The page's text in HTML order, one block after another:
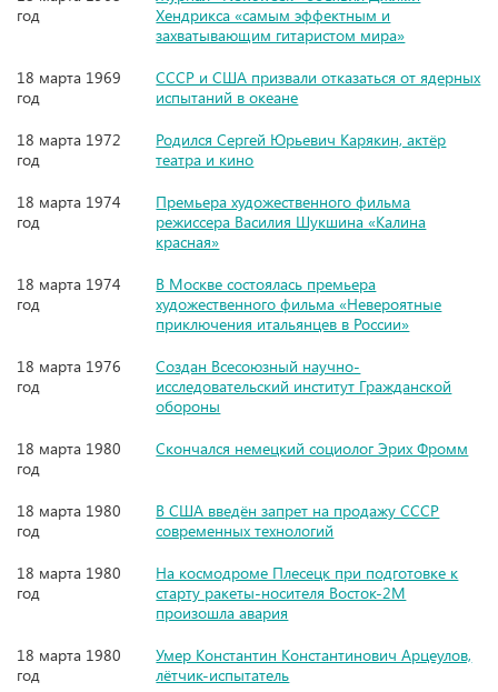
год
Хендрикса «самым эффектным и
захватывающим гитаристом мира»
18 марта 1969
год
СССР и США призвали отказаться от ядерных
испытаний в океане
18 марта 1972
год
Родился Сергей Юрьевич Карякин, актёр
театра и кино
18 марта 1974
год
Премьера художественного фильма
режиссера Василия Шукшина «Калина
красная»
18 марта 1974
год
В Москве состоялась премьера
художественного фильма «Невероятные
приключения итальянцев в России»
18 марта 1976
год
Создан Всесоюзный научно-
исследовательский институт Гражданской
обороны
18 марта 1980
год
Скончался немецкий социолог Эрих Фромм
18 марта 1980
год
В США введён запрет на продажу СССР
современных технологий
18 марта 1980
год
На космодроме Плесецк при подготовке к
старту ракеты-носителя Восток-2М
произошла авария
18 марта 1980
год
Умер Константин Константинович Арцеулов,
лётчик-испытатель